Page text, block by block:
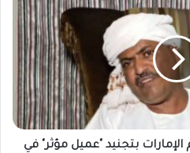
بتجنيد "عميل مؤثر" في